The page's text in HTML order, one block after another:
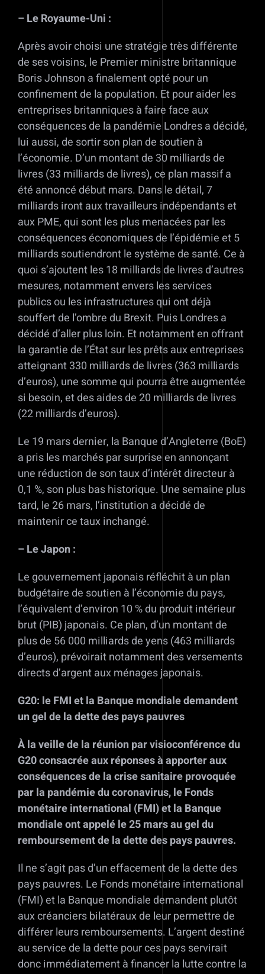
– Le Royaume-Uni :
Après avoir choisi une stratégie très différente
de ses voisins, le Premier ministre britannique
Boris Johnson a finalement opté pour un
confinement de la population. Et pour aider les
entreprises britanniques à faire face aux
conséquences de la pandémie Londres a décidé,
lui aussi, de sortir son plan de soutien à
l’économie. D’un montant de 30 milliards de
livres (33 milliards de livres), ce plan massif a
été annoncé début mars. Dans le détail, 7
milliards iront aux travailleurs indépendants et
aux PME, qui sont les plus menacées par les
conséquences économiques de l’épidémie et 5
milliards soutiendront le système de santé. Ce à
quoi s’ajoutent les 18 milliards de livres d’autres
mesures, notamment envers les services
publics ou les infrastructures qui ont déjà
souffert de l’ombre du Brexit. Puis Londres a
décidé d’aller plus loin. Et notamment en offrant
la garantie de l’État sur les prêts aux entreprises
atteignant 330 milliards de livres (363 milliards
d’euros), une somme qui pourra être augmentée
si besoin, et des aides de 20 milliards de livres
(22 milliards d’euros).
Le 19 mars dernier, la Banque d’Angleterre (BoE)
a pris les marchés par surprise en annonçant
une réduction de son taux d’intérêt directeur à
0,1 %, son plus bas historique. Une semaine plus
tard, le 26 mars, l’institution a décidé de
maintenir ce taux inchangé.
– Le Japon :
Le gouvernement japonais réfléchit à un plan
budgétaire de soutien à l’économie du pays,
l’équivalent d’environ 10 % du produit intérieur
brut (PIB) japonais. Ce plan, d’un montant de
plus de 56 000 milliards de yens (463 milliards
d’euros), prévoirait notamment des versements
directs d’argent aux ménages japonais.
G20: le FMI et la Banque mondiale demandent
un gel de la dette des pays pauvres
À la veille de la réunion par visioconférence du
G20 consacrée aux réponses à apporter aux
conséquences de la crise sanitaire provoquée
par la pandémie du coronavirus, le Fonds
monétaire international (FMI) et la Banque
mondiale ont appelé le 25 mars au gel du
remboursement de la dette des pays pauvres.
Il ne s’agit pas d’un effacement de la dette des
pays pauvres. Le Fonds monétaire international
(FMI) et la Banque mondiale demandent plutôt
aux créanciers bilatéraux de leur permettre de
différer leurs remboursements. L’argent destiné
au service de la dette pour ces pays servirait
donc immédiatement à financer la lutte contre la